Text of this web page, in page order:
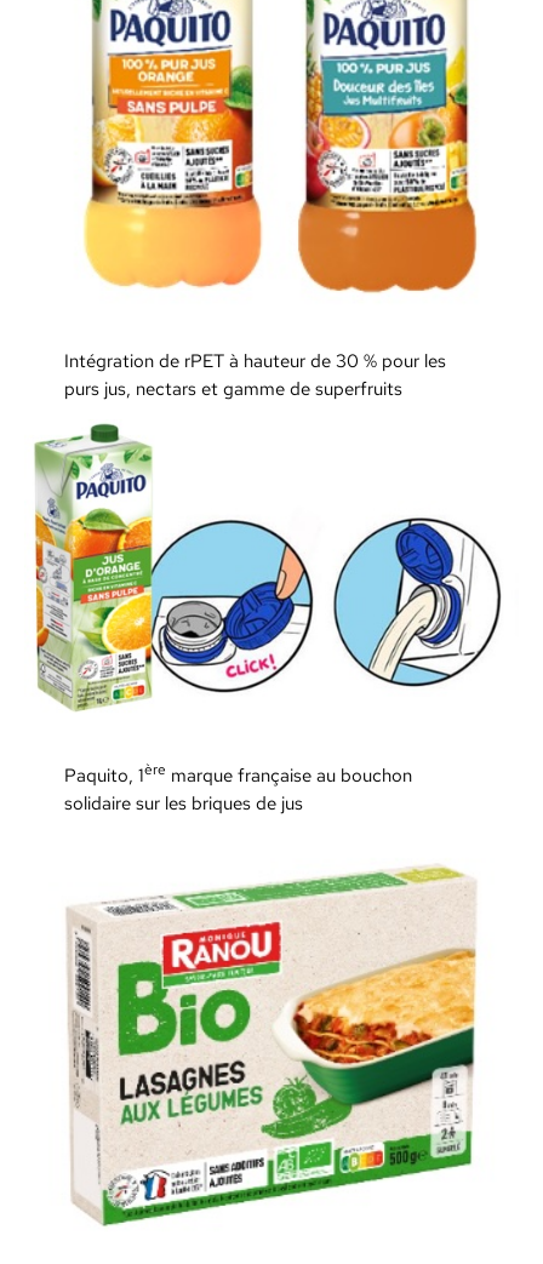
Intégration de rPET à hauteur de 30 % pour les
purs jus, nectars et gamme de superfruits
Paquito, 1ère marque française au bouchon
solidaire sur les briques de jus